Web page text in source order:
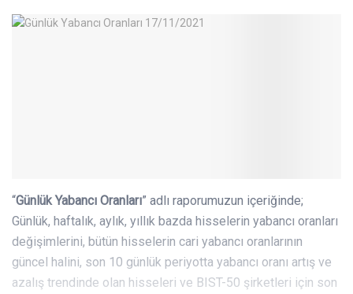
“Günlük Yabancı Oranları” adlı raporumuzun içeriğinde;
Günlük, haftalık, aylık, yıllık bazda hisselerin yabancı oranları
değişimlerini, bütün hisselerin cari yabancı oranlarının
güncel halini, son 10 günlük periyotta yabancı oranı artış ve
azalış trendinde olan hisseleri ve BIST-50 şirketleri için son